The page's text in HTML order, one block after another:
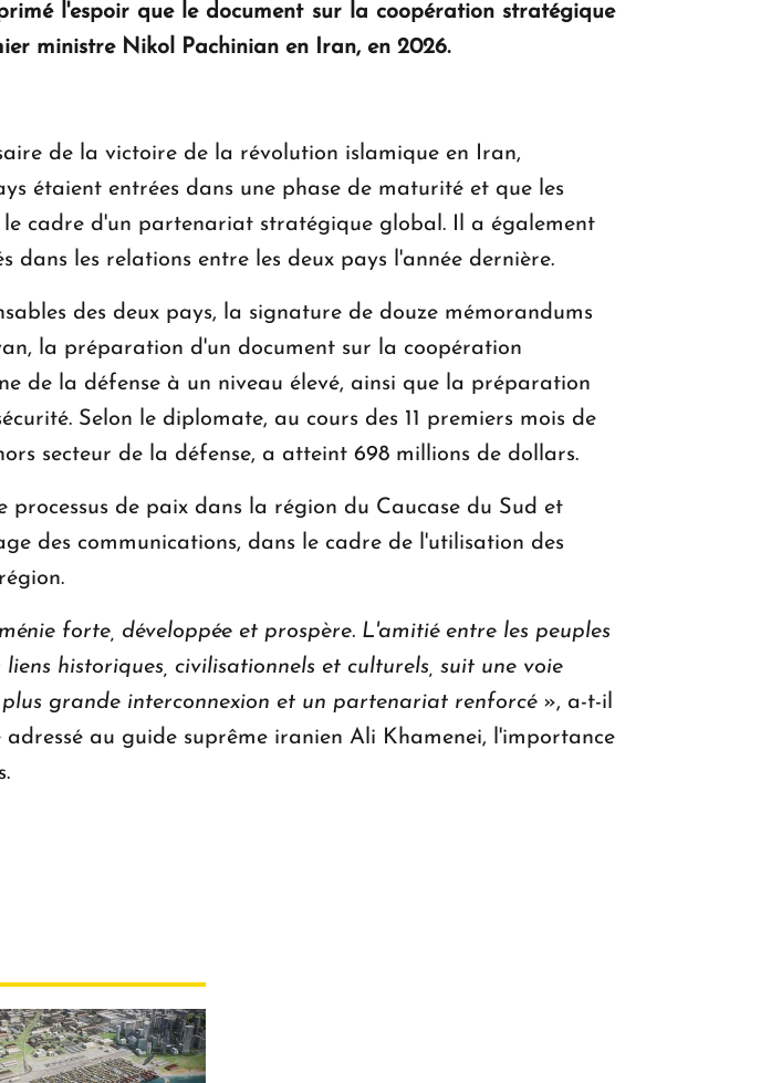
d'avenir en Arménie
l'espoir que le document sur la coopération stratégique
ministre Nikol Pachinian en Iran, en 2026.
de la victoire de la révolution islamique en Iran,
étaient entrées dans une phase de maturité et que les
cadre d'un partenariat stratégique global. Il a également
les relations entre les deux pays l'année dernière.
des deux pays, la signature de douze mémorandums
la préparation d'un document sur la coopération
de la défense à un niveau élevé, ainsi que la préparation
Selon le diplomate, au cours des 11 premiers mois de
secteur de la défense, a atteint 698 millions de dollars.
de paix dans la région du Caucase du Sud et
des communications, dans le cadre de l'utilisation des
forte, développée et prospère. L'amitié entre les peuples
historiques, civilisationnels et culturels, suit une voie
grande interconnexion et un partenariat renforcé», a-t-il
au guide suprême iranien Ali Khamenei, l'importance